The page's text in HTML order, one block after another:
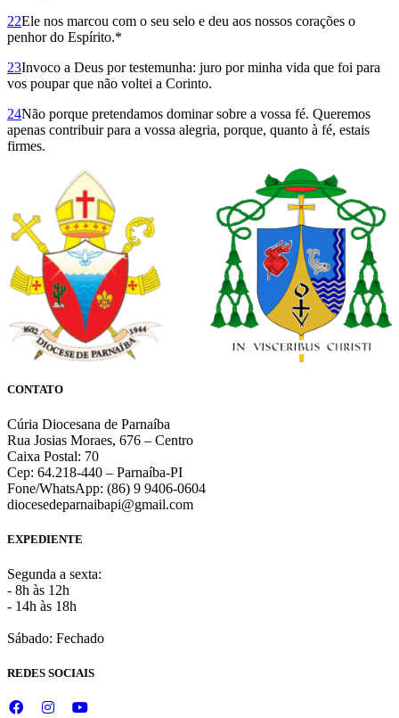
22Ele nos marcou com o seu selo e deu aos nossos corações o
penhor do Espírito.*
23Invoco a Deus por testemunha: juro por minha vida que foi para
vos poupar que não voltei a Corinto.
24Não porque pretendamos dominar sobre a vossa fé. Queremos
ape­nas contribuir para a vossa alegria, porque, quanto à fé, estais
firmes.
CONTATO
Cúria Diocesana de Parnaíba
Rua Josias Moraes, 676 – Centro
Caixa Postal: 70
Cep: 64.218-440 – Parnaíba-PI
Fone/WhatsApp: (86) 9 9406-0604
diocesedeparnaibapi@gmail.com
EXPEDIENTE
Segunda a sexta:
- 8h às 12h
- 14h às 18h
Sábado: Fechado
REDES SOCIAIS